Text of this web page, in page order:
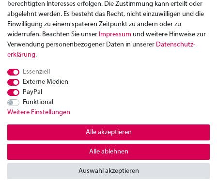
Zahlung
Rücksendung
Datenschutzerklärung
AGB
Widerrufsrecht
berechtigten Interesses erfolgen. Die Zustimmung kann erteilt oder
abgelehnt werden. Es besteht das Recht, nicht einzuwilligen und die
Einwilligung zu einem späteren Zeitpunkt zu ändern oder zu
widerrufen. Beachten Sie unser Impressum und weitere Hinweise zur
Verwendung personenbezogener Daten in unserer Daten­schutz­
erklärung.
Essenziell
Externe Medien
PayPal
Funktional
Weitere Einstellungen
Alle akzeptieren
Alle ablehnen
Auswahl akzeptieren